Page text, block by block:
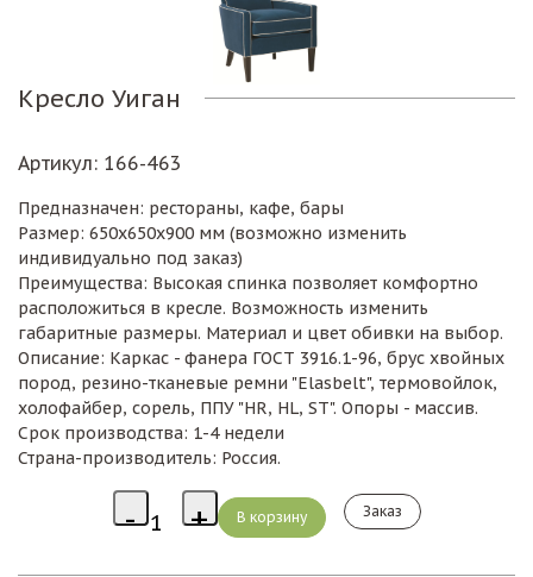
Кресло Уиган
Артикул: 166-463
Предназначен: рестораны, кафе, бары
Размер: 650х650х900 мм (возможно изменить
индивидуально под заказ)
Преимущества: Высокая спинка позволяет комфортно
расположиться в кресле. Возможность изменить
габаритные размеры. Материал и цвет обивки на выбор.
Описание: Каркас - фанера ГОСТ 3916.1-96, брус хвойных
пород, резино-тканевые ремни "Elasbelt", термовойлок,
холофайбер, сорель, ППУ "HR, HL, ST". Опоры - массив.
Срок производства: 1-4 недели
Страна-производитель: Россия.
Заказ